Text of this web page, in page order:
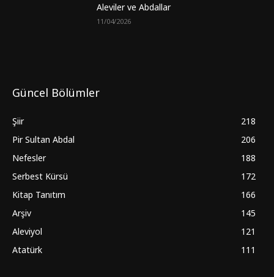
Aleviler ve Abdallar
11/04/2026
Güncel Bölümler
Şiir
218
Pir Sultan Abdal
206
Nefesler
188
Serbest Kürsü
172
Kitap Tanıtım
166
Arşiv
145
Aleviyol
121
Atatürk
111